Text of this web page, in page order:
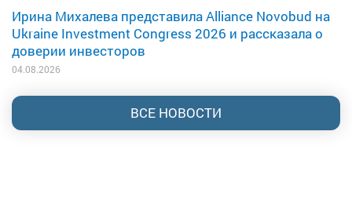
Ирина Михалева представила Alliance Novobud на
Ukraine Investment Congress 2026 и рассказала о
доверии инвесторов
04.08.2026
ВСЕ НОВОСТИ